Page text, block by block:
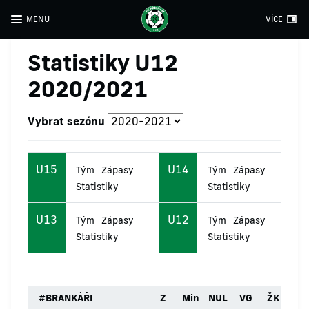
MENU VÍCE
Statistiky U12
2020/2021
Vybrat sezónu
U15 Tým
Zápasy
Statistiky
U14 Tým
Zápasy
Statistiky
U13 Tým
Zápasy
Statistiky
U12 Tým
Zápasy
Statistiky
#BRANKÁŘI Z Min NUL VG ŽK